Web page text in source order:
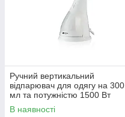
Ручний вертикальний
відпарювач для одягу на 300
мл та потужністю 1500 Вт
BITEK BT-1214 Білий
В наявності